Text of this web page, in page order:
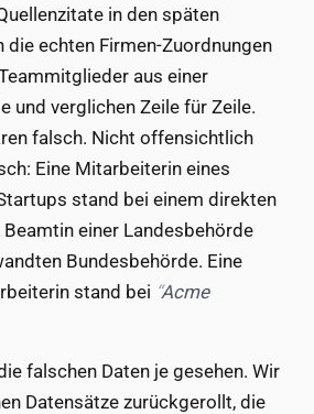
in den späten
die echten Firmen-Zuordnungen
aus einer
und verglichen Zeile für Zeile.
falsch. Nicht offensichtlich
Eine Mitarbeiterin eines
stand bei einem direkten
einer Landesbehörde
Bundesbehörde. Eine
stand bei Acme
falschen Daten je gesehen. Wir
Datensätze zurückgerollt, die